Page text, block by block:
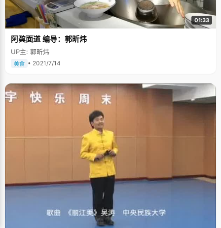
01:33
阿巭面道 编导：郭昕炜
UP主: 郭昕炜
美食 • 2021/7/14